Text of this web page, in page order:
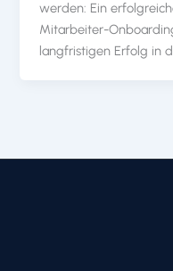
werden: Ein
Mitarbeiter-
langfristigen Erfolg in